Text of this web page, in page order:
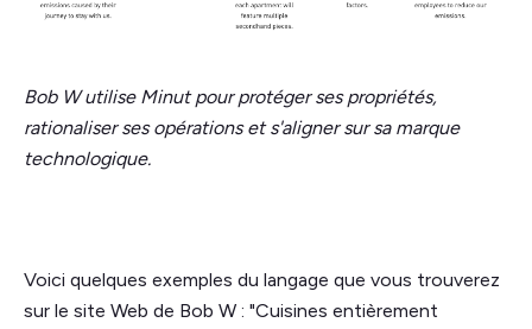
Bob W utilise Minut pour protéger ses propriétés,
rationaliser ses opérations et s'aligner sur sa marque
technologique.
Voici quelques exemples du langage que vous trouverez
sur le site Web de Bob W : "Cuisines entièrement